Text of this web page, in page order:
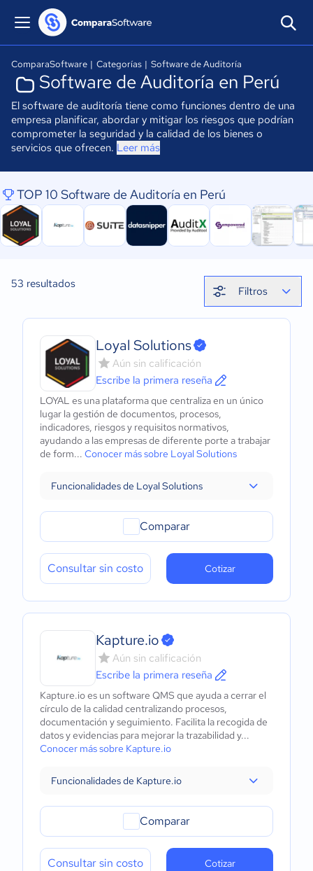
ComparaSoftware | Categorías | Software de Auditoría
Software de Auditoría en Perú
El software de auditoría tiene como funciones dentro de una
empresa planificar, abordar y mitigar los riesgos que podrían
comprometer la seguridad y la calidad de los bienes o
servicios que ofrecen. Leer más
TOP 10 Software de Auditoría en Perú
53 resultados
Filtros
Loyal Solutions
Aún sin calificación
Escribe la primera reseña
LOYAL es una plataforma que centraliza en un único
lugar la gestión de documentos, procesos,
indicadores, riesgos y requisitos normativos,
ayudando a las empresas de diferente porte a trabajar
de form... Conocer más sobre Loyal Solutions
Funcionalidades de Loyal Solutions
Comparar
Consultar sin costo Cotizar
Kapture.io
Aún sin calificación
Escribe la primera reseña
Kapture.io es un software QMS que ayuda a cerrar el
círculo de la calidad centralizando procesos,
documentación y seguimiento. Facilita la recogida de
datos y evidencias para mejorar la trazabilidad y...
Conocer más sobre Kapture.io
Funcionalidades de Kapture.io
Comparar
Consultar sin costo Cotizar